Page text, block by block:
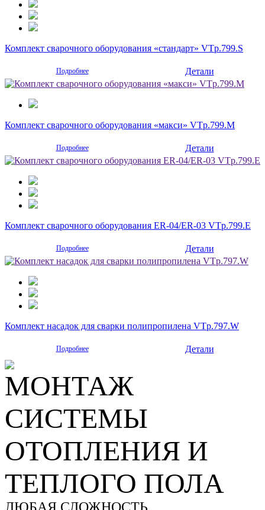
Комплект сварочного оборудования «стандарт» VTp.799.S
Подробнее Детали
Комплект сварочного оборудования «макси» VTp.799.M
Подробнее Детали
Комплект сварочного оборудования ER-04/ER-03 VTp.799.E
Подробнее Детали
Комплект насадок для сварки полипропилена VTp.797.W
Подробнее Детали
МОНТАЖ
СИСТЕМЫ
ОТОПЛЕНИЯ И
ТЕПЛОГО ПОЛА
ЛЮБАЯ СЛОЖНОСТЬ